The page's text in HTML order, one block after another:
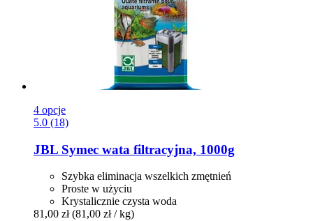
4 opcje
5.0 (18)
JBL Symec wata filtracyjna, 1000g
Szybka eliminacja wszelkich zmętnień
Proste w użyciu
Krystalicznie czysta woda
81,00 zł (81,00 zł / kg)